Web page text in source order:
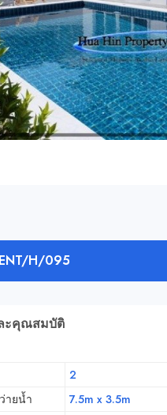
H/095
ะคุณสมบัติ
2
ายน้ำ
7.5m x 3.5m